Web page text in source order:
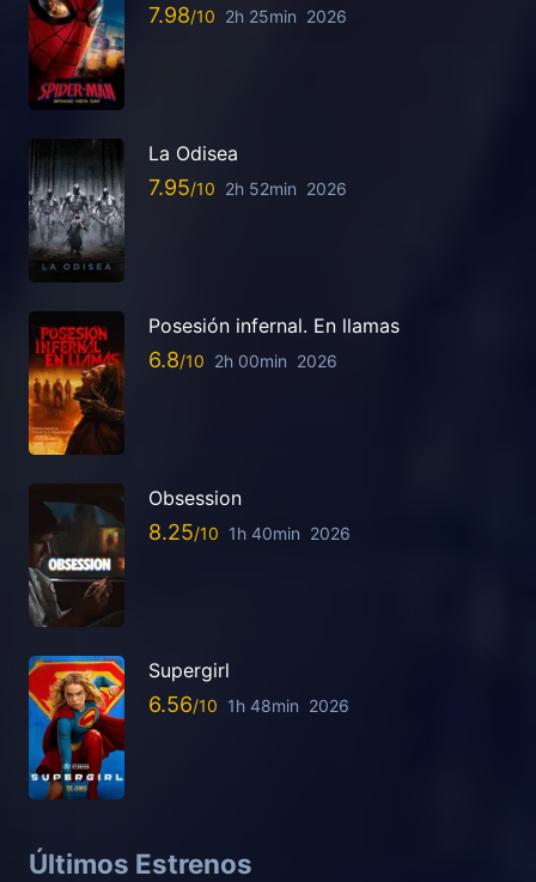
7.98 2h 25min 2026
La Odisea
7.95 2h 52min 2026
Posesión infernal. En llamas
6.8 2h 00min 2026
Obsession
8.25 1h 40min 2026
Supergirl
6.56 1h 48min 2026
Últimos Estrenos